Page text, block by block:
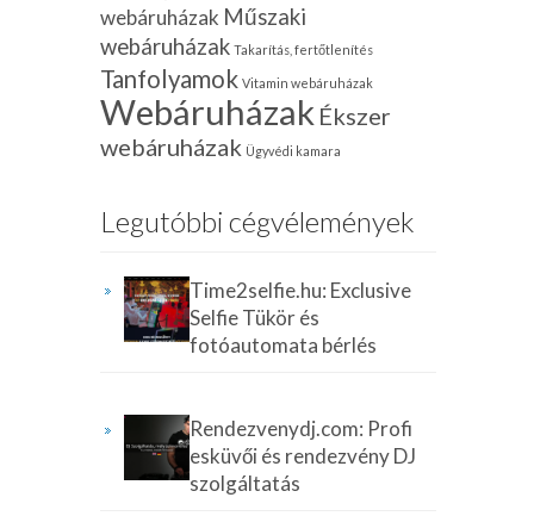
webáruházak Műszaki
webáruházak Takarítás, fertőtlenítés
Tanfolyamok Vitamin webáruházak
Webáruházak Ékszer
webáruházak Ügyvédi kamara
Legutóbbi cégvélemények
Time2selfie.hu: Exclusive
Selfie Tükör és
fotóautomata bérlés
Rendezvenydj.com: Profi
esküvői és rendezvény DJ
szolgáltatás